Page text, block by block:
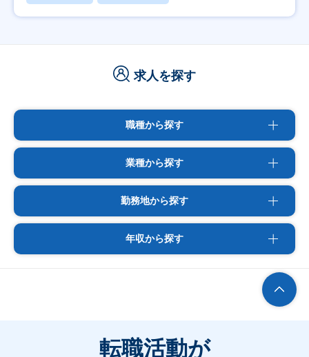
求人を探す
職種から探す
業種から探す
勤務地から探す
年収から探す
転職活動が